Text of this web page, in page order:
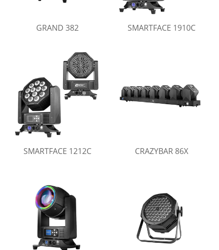
GRAND 382 SMARTFACE 1910C
SMARTFACE 1212C CRAZYBAR 86X